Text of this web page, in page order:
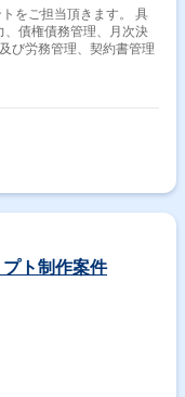
をご担当頂きます。 具
、債権債務管理、月次決
び労務管理、契約書管理
プト制作案件